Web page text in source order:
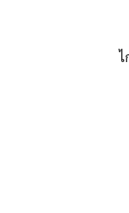
ไ